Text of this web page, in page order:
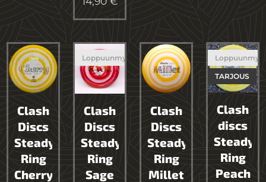
Clash
Discs
Steady
Ring
Cherry
Clash
Discs
Steady
Ring
Sage
Loppuunmyyty
Clash
Discs
Steady
Ring
Millet
Clash
discs
Steady
Ring
Peach
TARJOUS